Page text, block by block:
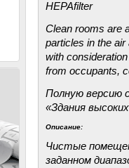
НЕРАfilter
Clean rooms are
particles in the
with
from occupants,
Полную версию
«Здания
Описание:
Чистые
заданном